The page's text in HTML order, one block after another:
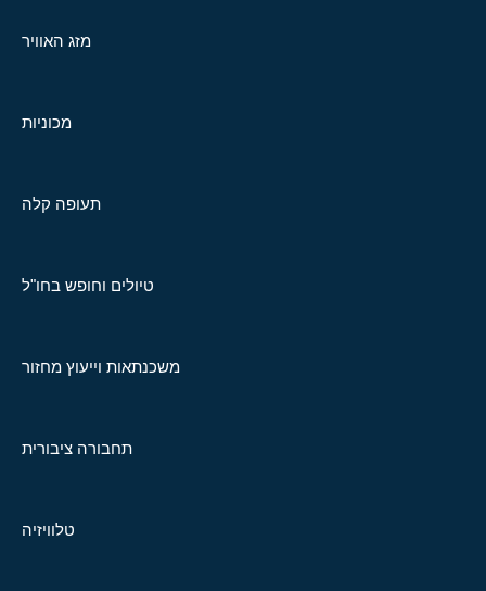
מזג האוויר
מכוניות
תעופה קלה
טיולים וחופש בחו"ל
משכנתאות וייעוץ מחזור
תחבורה ציבורית
טלוויזיה